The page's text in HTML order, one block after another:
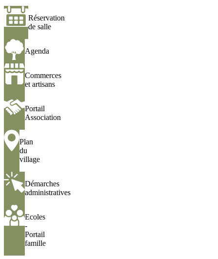
Réservation
de
salle
Réservation
de salle
Agenda
Agenda
Commerces
et
artisans
Commerces
et artisans
Portail
Association
Portail
Association
Plan
du
village
Plan
du
village
Démarches
administratives
Démarches
administratives
Ecoles
-
Portail
Ecoles
-
Portail
famille